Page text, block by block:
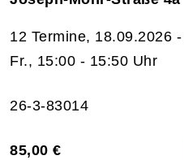
12 Termine, 18.09.2026
Fr., 15:00 - 15:50 Uhr
26-3-83014
85,00 €